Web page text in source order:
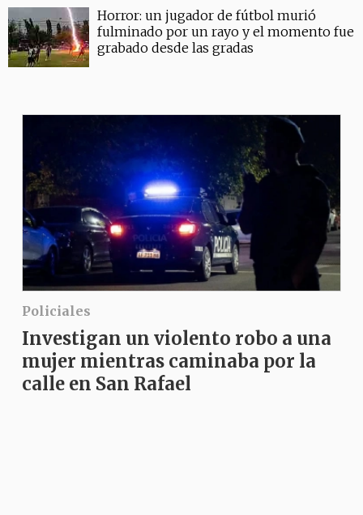
Horror: un jugador de fútbol murió
fulminado por un rayo y el momento fue
grabado desde las gradas
Policiales
Investigan un violento robo a una
mujer mientras caminaba por la
calle en San Rafael